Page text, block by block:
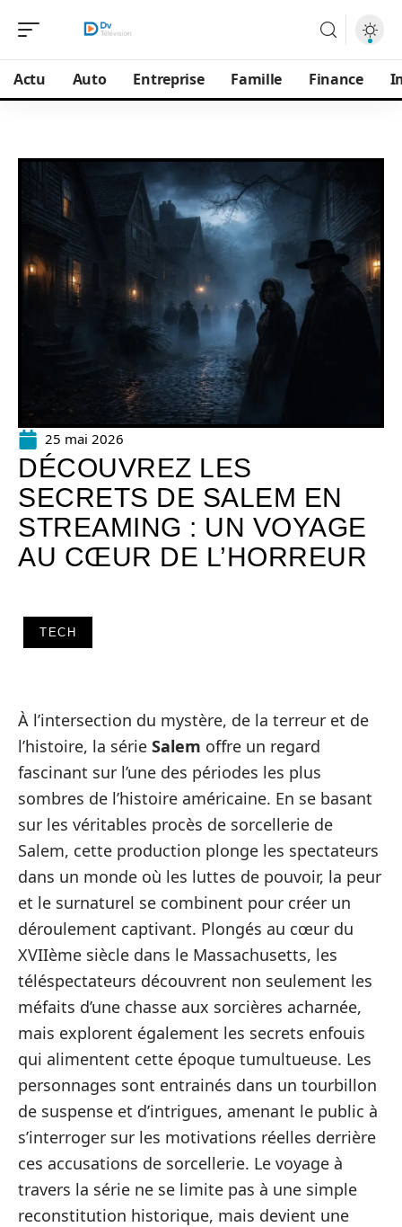
Actu Auto Entreprise Famille Finance
25 mai 2026
DÉCOUVREZ LES
SECRETS DE SALEM EN
STREAMING : UN VOYAGE
AU CŒUR DE L’HORREUR
TECH
À l’intersection du mystère, de la terreur et de
l’histoire, la série Salem offre un regard
fascinant sur l’une des périodes les plus
sombres de l’histoire américaine. En se basant
sur les véritables procès de sorcellerie de
Salem, cette production plonge les spectateurs
dans un monde où les luttes de pouvoir, la peur
et le surnaturel se combinent pour créer un
déroulement captivant. Plongés au cœur du
XVIIème siècle dans le Massachusetts, les
téléspectateurs découvrent non seulement les
méfaits d’une chasse aux sorcières acharnée,
mais explorent également les secrets enfouis
qui alimentent cette époque tumultueuse. Les
personnages sont entrainés dans un tourbillon
de suspense et d’intrigues, amenant le public à
s’interroger sur les motivations réelles derrière
ces accusations de sorcellerie. Le voyage à
travers la série ne se limite pas à une simple
reconstitution historique, mais devient une